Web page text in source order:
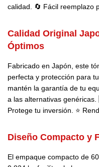
calidad. 🔄 Fácil reemplazo
Calidad Original
Óptimos
Fabricado en Japón, este
perfecta y protección para
mantén la garantía de tu
a las alternativas
Protege tu inversión. ⭐
Diseño Compacto y
El empaque compacto de